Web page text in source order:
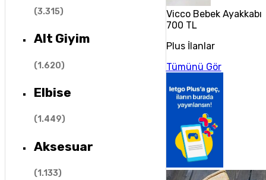
(3.315)
Alt Giyim
(1.620)
Elbise
(1.449)
Aksesuar
(1.133)
Vicco Bebek
700 TL
Plus İlanlar
Tümünü Gör